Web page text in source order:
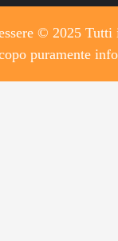
© 2025
puramente